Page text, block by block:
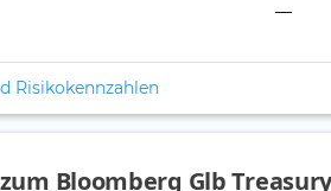
—
Risikokennzahlen
Bloomberg Glb Treasury